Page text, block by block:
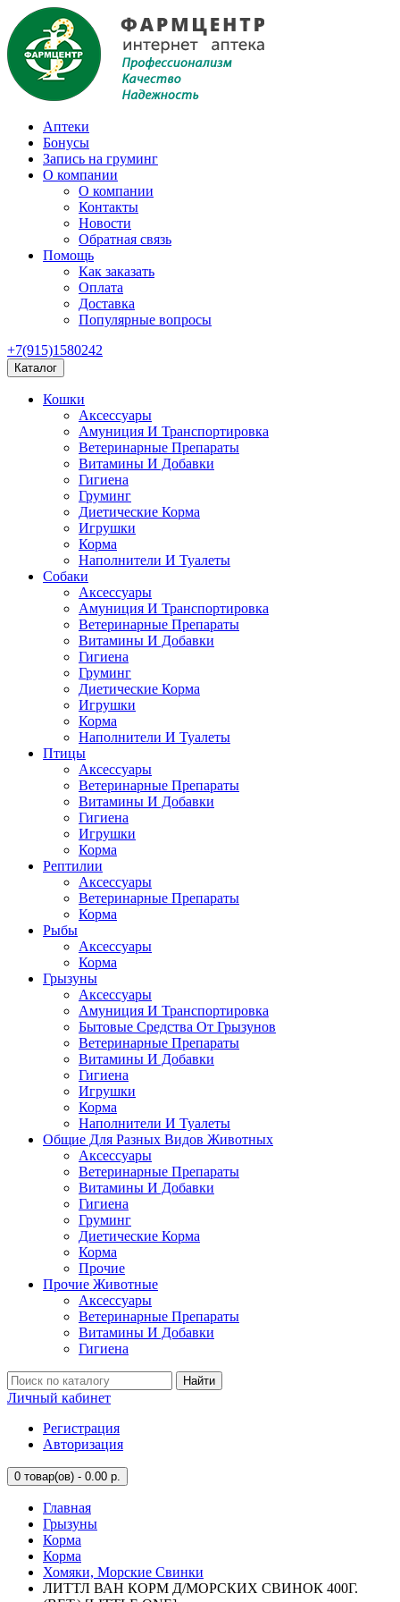
Аптеки
Бонусы
Запись на груминг
О компании
О компании
Контакты
Новости
Обратная связь
Помощь
Как заказать
Оплата
Доставка
Популярные вопросы
+7(915)1580242
Каталог
Кошки
Аксессуары
Амуниция И Транспортировка
Ветеринарные Препараты
Витамины И Добавки
Гигиена
Груминг
Диетические Корма
Игрушки
Корма
Наполнители И Туалеты
Собаки
Аксессуары
Амуниция И Транспортировка
Ветеринарные Препараты
Витамины И Добавки
Гигиена
Груминг
Диетические Корма
Игрушки
Корма
Наполнители И Туалеты
Птицы
Аксессуары
Ветеринарные Препараты
Витамины И Добавки
Гигиена
Игрушки
Корма
Рептилии
Аксессуары
Ветеринарные Препараты
Корма
Рыбы
Аксессуары
Корма
Грызуны
Аксессуары
Амуниция И Транспортировка
Бытовые Средства От Грызунов
Ветеринарные Препараты
Витамины И Добавки
Гигиена
Игрушки
Корма
Наполнители И Туалеты
Общие Для Разных Видов Животных
Аксессуары
Ветеринарные Препараты
Витамины И Добавки
Гигиена
Груминг
Диетические Корма
Корма
Прочие
Прочие Животные
Аксессуары
Ветеринарные Препараты
Витамины И Добавки
Гигиена
Найти
Личный кабинет
Регистрация
Авторизация
0 товар(ов) - 0.00 р.
Главная
Грызуны
Корма
Корма
Хомяки, Морские Свинки
ЛИТТЛ ВАН КОРМ Д/МОРСКИХ СВИНОК 400Г.